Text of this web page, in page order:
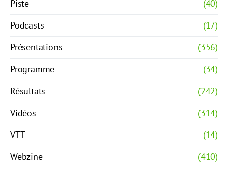
Piste
(40)
Podcasts
(17)
Présentations
(356)
Programme
(34)
Résultats
(242)
Vidéos
(314)
VTT
(14)
Webzine
(410)